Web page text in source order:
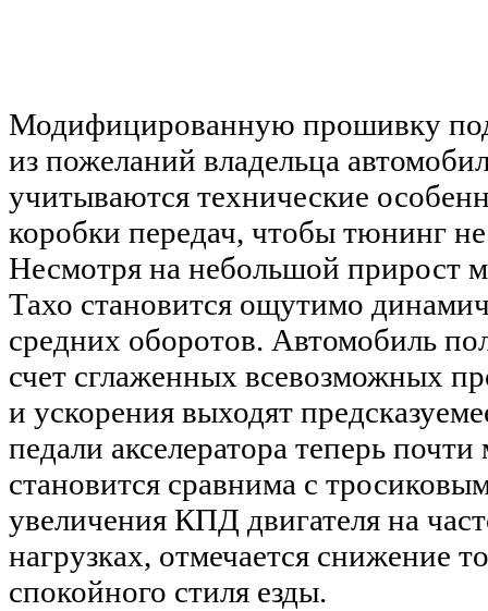
Модифицированную прошивку
из пожеланий владельца
учитываются технические
коробки передач, чтобы тюнинг
Несмотря на небольшой прирост
Тахо становится ощутимо
средних оборотов. Автомобиль
счет сглаженных всевозможных
и ускорения выходят
педали акселератора теперь
становится сравнима с
увеличения КПД двигателя на
нагрузках, отмечается снижение
спокойного стиля езды.